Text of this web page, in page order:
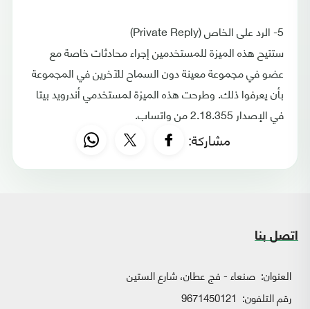
5- الرد على الخاص (Private Reply)
ستتيح هذه الميزة للمستخدمين إجراء محادثات خاصة مع
عضو في مجموعة معينة دون السماح للآخرين في المجموعة
بأن يعرفوا ذلك. وطرحت هذه الميزة لمستخدمي أندرويد بيتا
في الإصدار 2.18.355 من واتساب.
مشاركة:
اتصل بنا
العنوان: صنعاء - فج عطان، شارع الستين
رقم التلفون: 9671450121